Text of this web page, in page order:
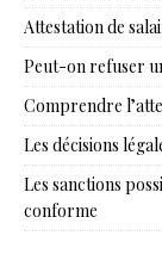
Attestation de
Peut-on refuser
Comprendre
Les décisions
Les sanctions
conforme